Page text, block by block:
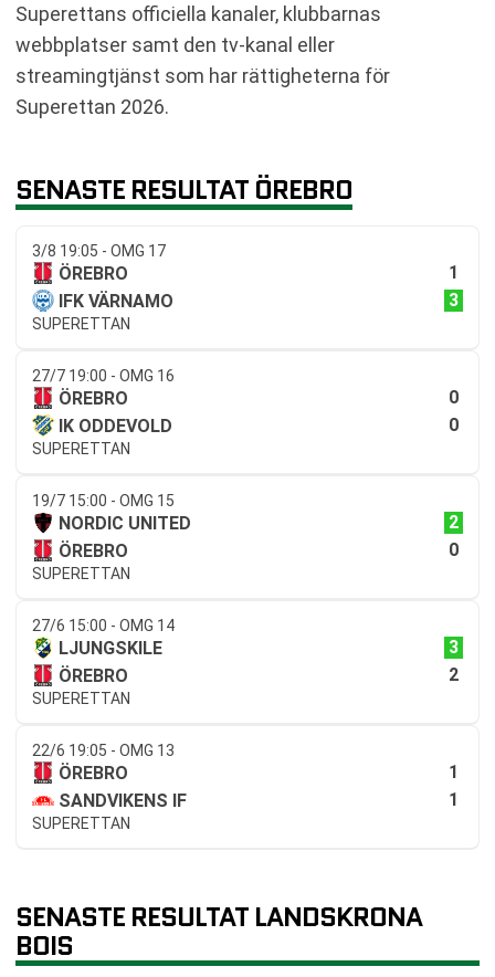
Superettans officiella kanaler, klubbarnas
webbplatser samt den tv-kanal eller
streamingtjänst som har rättigheterna för
Superettan 2026.
SENASTE RESULTAT ÖREBRO
3/8 19:05 - OMG 17
ÖREBRO
1
IFK VÄRNAMO
3
SUPERETTAN
27/7 19:00 - OMG 16
ÖREBRO
0
IK ODDEVOLD
0
SUPERETTAN
19/7 15:00 - OMG 15
NORDIC UNITED
2
ÖREBRO
0
SUPERETTAN
27/6 15:00 - OMG 14
LJUNGSKILE
3
ÖREBRO
2
SUPERETTAN
22/6 19:05 - OMG 13
ÖREBRO
1
SANDVIKENS IF
1
SUPERETTAN
SENASTE RESULTAT LANDSKRONA
BOIS